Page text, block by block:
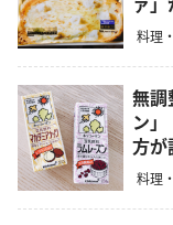
料理
無調
ン
方が
料理